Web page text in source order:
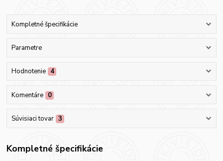
Kompletné špecifikácie
Parametre
Hodnotenie 4
Komentáre 0
Súvisiaci tovar 3
Kompletné špecifikácie